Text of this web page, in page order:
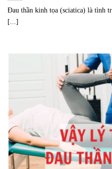
Đau thần kinh tọa (sciatica) là tình
[...]